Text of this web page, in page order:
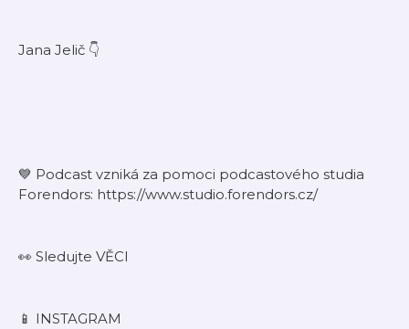
Jana Jelič 👇
💙 Podcast vzniká za pomoci podcastového studia
Forendors: ⁠https://www.studio.forendors.cz/⁠
👀 Sledujte VĚCI
⁠📱 INSTAGRAM